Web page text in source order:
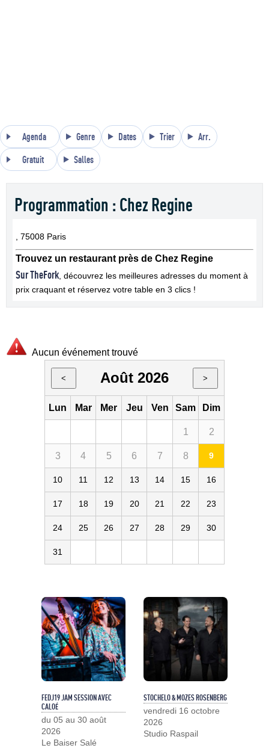
Agenda Genre Dates Trier Arr.
Gratuit Salles
Programmation : Chez Regine
, 75008 Paris
Trouvez un restaurant près de Chez Regine
Sur TheFork , découvrez les meilleures adresses du moment à
prix craquant et réservez votre table en 3 clics !
Aucun événement trouvé
< Août 2026 >
Lun Mar Mer Jeu Ven Sam Dim
1 2
3 4 5 6 7 8 9
10 11 12 13 14 15 16
17 18 19 20 21 22 23
24 25 26 27 28 29 30
31
FEDJ19 JAM SESSION AVEC
CALOÉ
du 05 au 30 août
2026
Le Baiser Salé
STOCHELO & MOZES ROSENBERG
vendredi 16 octobre
2026
Studio Raspail